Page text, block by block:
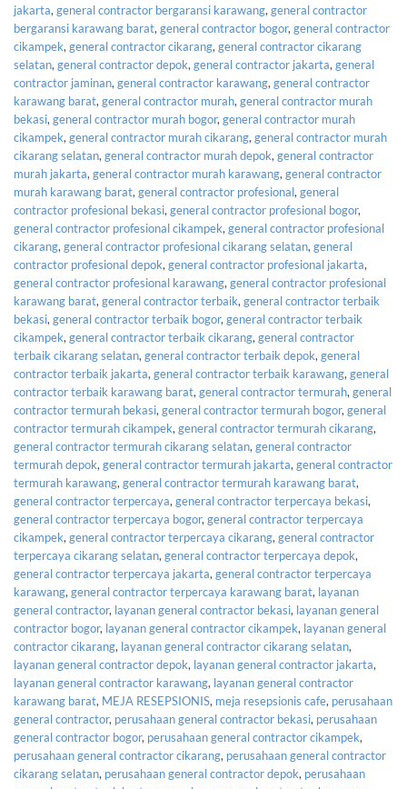
jakarta, general contractor bergaransi karawang, general contractor
bergaransi karawang barat, general contractor bogor, general contractor
cikampek, general contractor cikarang, general contractor cikarang
selatan, general contractor depok, general contractor jakarta, general
contractor jaminan, general contractor karawang, general contractor
karawang barat, general contractor murah, general contractor murah
bekasi, general contractor murah bogor, general contractor murah
cikampek, general contractor murah cikarang, general contractor murah
cikarang selatan, general contractor murah depok, general contractor
murah jakarta, general contractor murah karawang, general contractor
murah karawang barat, general contractor profesional, general
contractor profesional bekasi, general contractor profesional bogor,
general contractor profesional cikampek, general contractor profesional
cikarang, general contractor profesional cikarang selatan, general
contractor profesional depok, general contractor profesional jakarta,
general contractor profesional karawang, general contractor profesional
karawang barat, general contractor terbaik, general contractor terbaik
bekasi, general contractor terbaik bogor, general contractor terbaik
cikampek, general contractor terbaik cikarang, general contractor
terbaik cikarang selatan, general contractor terbaik depok, general
contractor terbaik jakarta, general contractor terbaik karawang, general
contractor terbaik karawang barat, general contractor termurah, general
contractor termurah bekasi, general contractor termurah bogor, general
contractor termurah cikampek, general contractor termurah cikarang,
general contractor termurah cikarang selatan, general contractor
termurah depok, general contractor termurah jakarta, general contractor
termurah karawang, general contractor termurah karawang barat,
general contractor terpercaya, general contractor terpercaya bekasi,
general contractor terpercaya bogor, general contractor terpercaya
cikampek, general contractor terpercaya cikarang, general contractor
terpercaya cikarang selatan, general contractor terpercaya depok,
general contractor terpercaya jakarta, general contractor terpercaya
karawang, general contractor terpercaya karawang barat, layanan
general contractor, layanan general contractor bekasi, layanan general
contractor bogor, layanan general contractor cikampek, layanan general
contractor cikarang, layanan general contractor cikarang selatan,
layanan general contractor depok, layanan general contractor jakarta,
layanan general contractor karawang, layanan general contractor
karawang barat, MEJA RESEPSIONIS, meja resepsionis cafe, perusahaan
general contractor, perusahaan general contractor bekasi, perusahaan
general contractor bogor, perusahaan general contractor cikampek,
perusahaan general contractor cikarang, perusahaan general contractor
cikarang selatan, perusahaan general contractor depok, perusahaan